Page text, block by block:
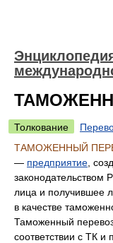
Толкование
ТАМОЖЕННЫЙ
— предприятие ,
лица и получившее
в качестве
Таможенный
соответствии с ТК